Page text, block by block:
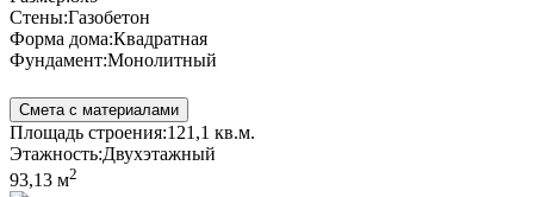
Стены:Газобетон
Форма дома:Квадратная
Фундамент:Монолитный
Смета с материалами
Площадь строения:121,1 кв.м.
Этажность:Двухэтажный
93,13 м2